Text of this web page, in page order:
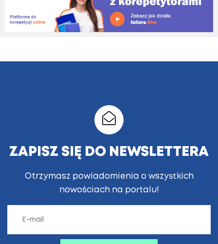
ZAPISZ SIĘ DO NEWSLETTERA
Otrzymasz powiadomienia o wszystkich
nowościach na portalu!